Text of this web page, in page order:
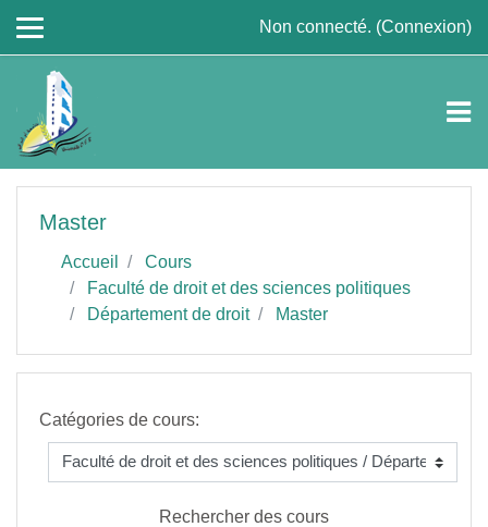
Non connecté. (Connexion)
Master
Accueil
Cours
Faculté de droit et des sciences politiques
Département de droit
Master
Catégories de cours:
Rechercher des cours